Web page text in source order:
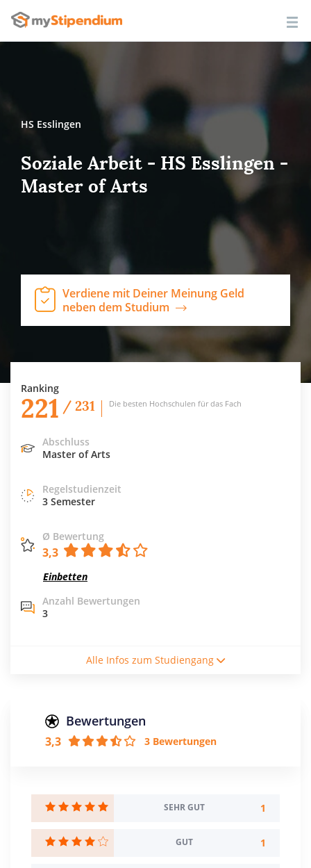
HS Esslingen
Soziale Arbeit - HS Esslingen -
Master of Arts
Verdiene mit Deiner Meinung Geld
neben dem Studium
Ranking
221 / 231 Die besten Hochschulen für das Fach
Abschluss
Master of Arts
Regelstudienzeit
3 Semester
Ø Bewertung
3,3
Einbetten
Anzahl Bewertungen
3
Vollzeitstudium
Creditpoints
3 Semester
Sprache
Deutsch
Englisch
Alle Infos zum Studiengang
Bewertungen
3,3 3 Bewertungen
SEHR GUT 1
GUT 1